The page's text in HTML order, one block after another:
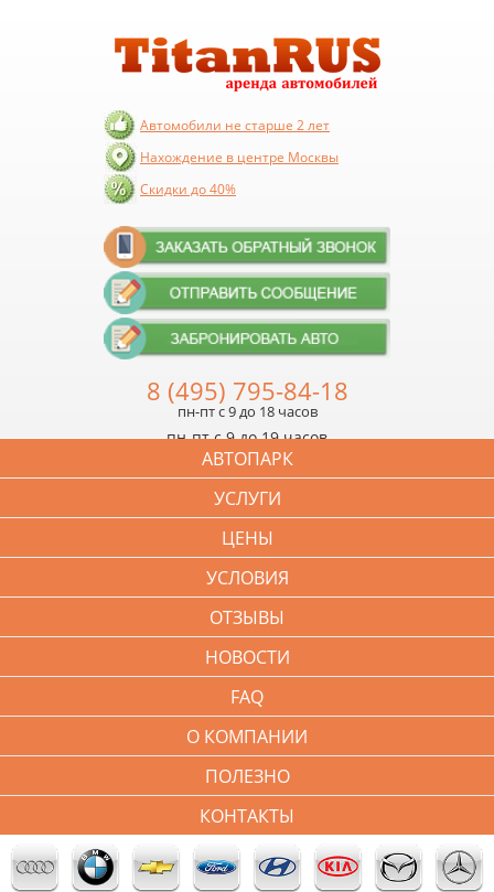
Автомобили не старше 2 лет
Нахождение в центре Москвы
Скидки до 40%
8 (495) 795-84-18
пн-пт с 9 до 18 часов
пн-пт с 9 до 19 часов
АВТОПАРК
УСЛУГИ
ЦЕНЫ
УСЛОВИЯ
ОТЗЫВЫ
НОВОСТИ
FAQ
О КОМПАНИИ
ПОЛЕЗНО
КОНТАКТЫ